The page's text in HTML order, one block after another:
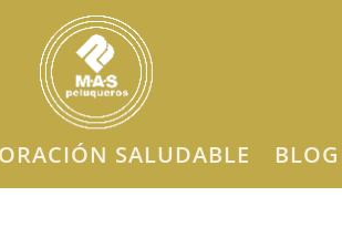
SALUDABLE BLOG